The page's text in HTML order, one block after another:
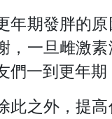
年期發胖的
，一旦雌激
們一到更年期
此之外，提